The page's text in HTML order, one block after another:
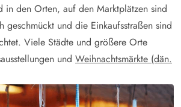
in den Orten, auf den Marktplätzen sind
geschmückt und die Einkaufsstraßen sind
Viele Städte und größere Orte
und Weihnachtsmärkte (dän.